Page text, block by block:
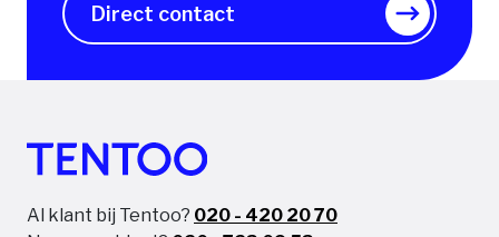
Direct contact
Al klant bij Tentoo? 020 - 420 20 70